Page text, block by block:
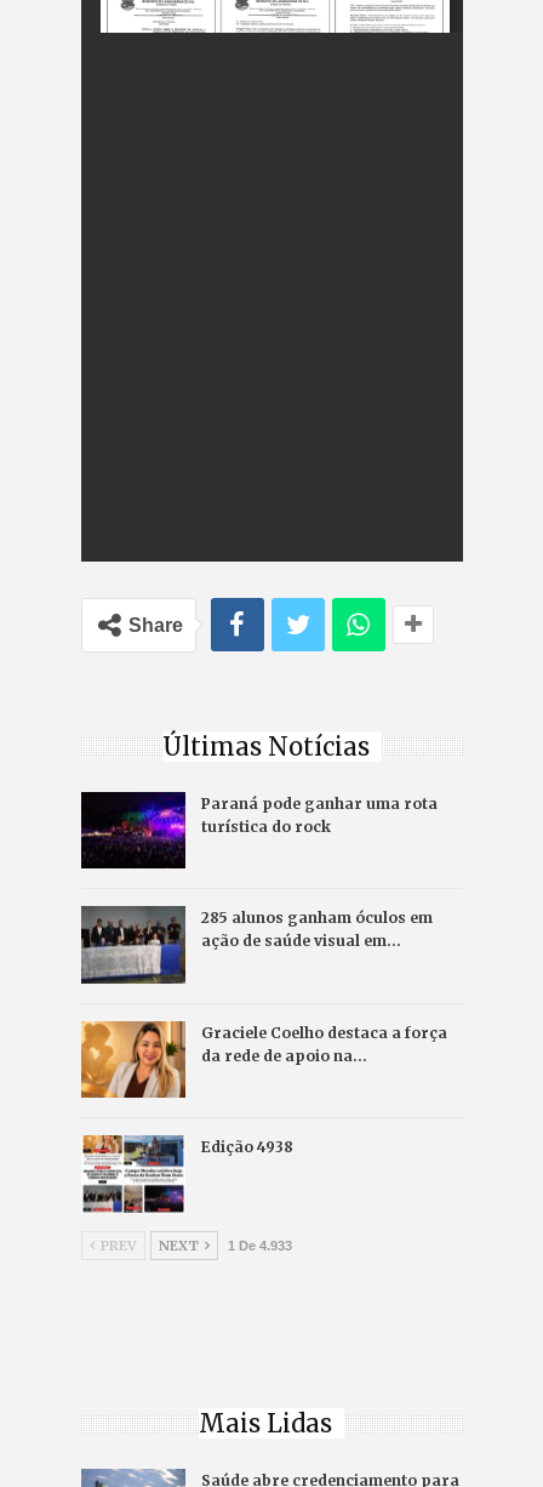
Share
Últimas Notícias
Paraná pode ganhar uma rota
turística do rock
285 alunos ganham óculos em
ação de saúde visual em…
Graciele Coelho destaca a força
da rede de apoio na…
Edição 4938
PREV NEXT 1 De 4.933
Mais Lidas
Saúde abre credenciamento para